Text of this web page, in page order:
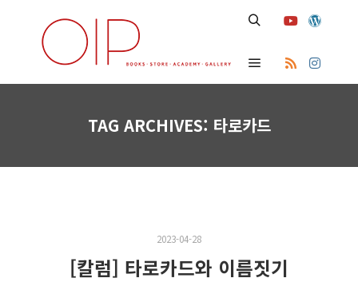
Main menu
TAG ARCHIVES: 타로카드
2023-04-28
[칼럼] 타로카드와 이름짓기